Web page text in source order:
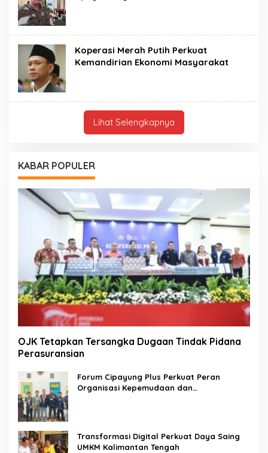
Koperasi Merah Putih Perkuat
Kemandirian Ekonomi Masyarakat
Lihat Selengkapnya
KABAR POPULER
OJK Tetapkan Tersangka Dugaan Tindak Pidana
Perasuransian
Forum Cipayung Plus Perkuat Peran
Organisasi Kepemudaan dan
Transformasi Digital Perkuat Daya Saing
UMKM Kalimantan Tengah